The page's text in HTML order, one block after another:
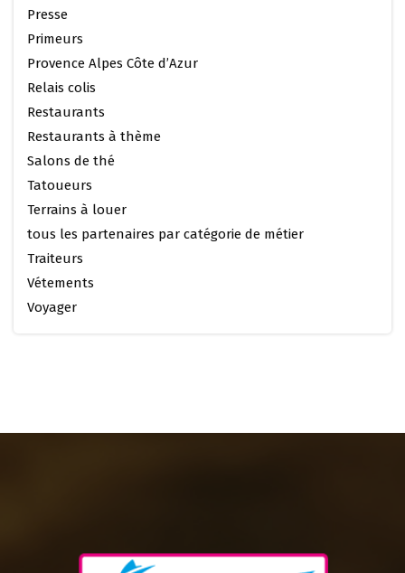
Presse
Primeurs
Provence Alpes Côte d’Azur
Relais colis
Restaurants
Restaurants à thème
Salons de thé
Tatoueurs
Terrains à louer
tous les partenaires par catégorie de métier
Traiteurs
Vétements
Voyager